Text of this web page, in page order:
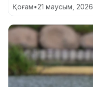
Қоғам•21 маусым, 2026